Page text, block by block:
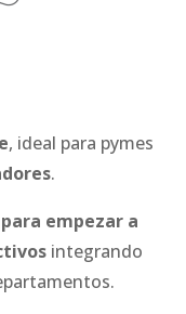
, ideal para pymes
.
empezar a
integrando